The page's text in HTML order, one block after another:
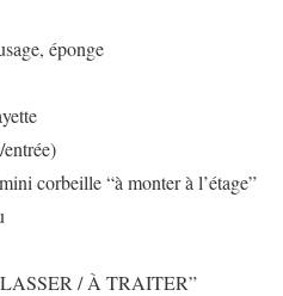
éponge
corbeille “à monter à l’étage”
/ À TRAITER”